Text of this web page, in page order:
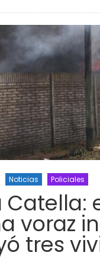
Noticias Policiales
Catella:
voraz
tres